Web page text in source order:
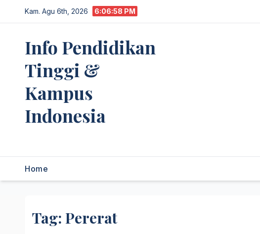
to
Kam. Agu 6th, 2026 6:06:58 PM
Info Pendidikan
Tinggi &
Kampus
Indonesia
Home
Tag: Pererat